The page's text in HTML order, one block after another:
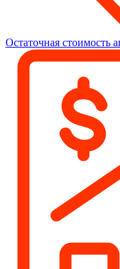
Остаточная стоимость